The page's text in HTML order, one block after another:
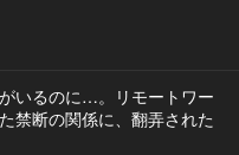
いるのに…。リモートワー
禁断の関係に、翻弄された